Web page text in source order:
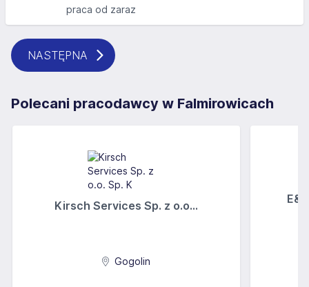
praca od zaraz
NASTĘPNA
Polecani pracodawcy w Falmirowicach
Kirsch Services Sp. z o.o...
Gogolin